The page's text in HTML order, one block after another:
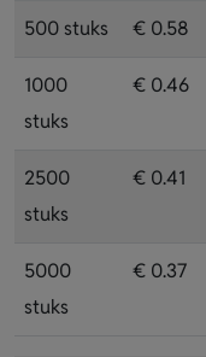
500 stuks € 0.58
1000
stuks
€ 0.46
2500
stuks
€ 0.41
5000
stuks
€ 0.37